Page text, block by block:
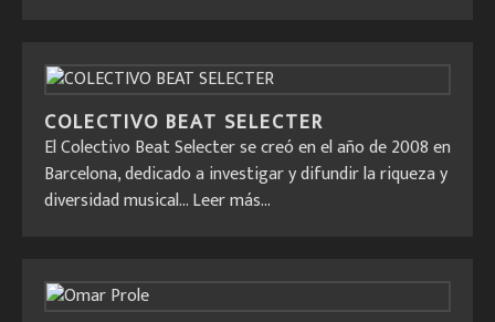
COLECTIVO BEAT SELECTER
El Colectivo Beat Selecter se creó en el año de 2008 en
Barcelona, dedicado a investigar y difundir la riqueza y
diversidad musical...Leer más...